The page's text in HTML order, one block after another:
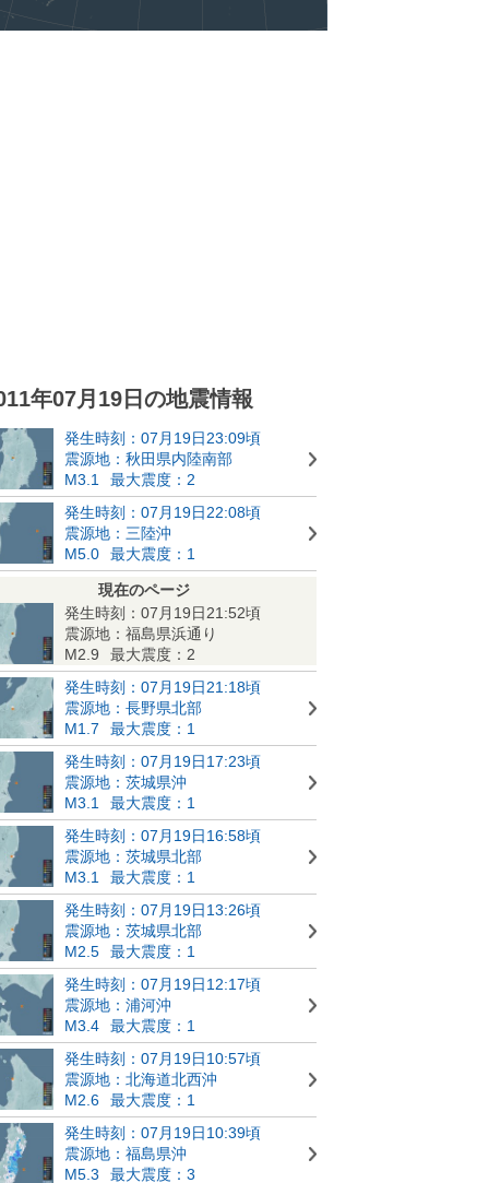
年07月19日の地震情報
発生時刻：07月19日23:09頃
震源地：秋田県内陸南部
M3.1
最大震度：2
発生時刻：07月19日22:08頃
震源地：三陸沖
M5.0
最大震度：1
現在のページ
発生時刻：07月19日21:52頃
震源地：福島県浜通り
M2.9
最大震度：2
発生時刻：07月19日21:18頃
震源地：長野県北部
M1.7
最大震度：1
発生時刻：07月19日17:23頃
震源地：茨城県沖
M3.1
最大震度：1
発生時刻：07月19日16:58頃
震源地：茨城県北部
M3.1
最大震度：1
発生時刻：07月19日13:26頃
震源地：茨城県北部
M2.5
最大震度：1
発生時刻：07月19日12:17頃
震源地：浦河沖
M3.4
最大震度：1
発生時刻：07月19日10:57頃
震源地：北海道北西沖
M2.6
最大震度：1
発生時刻：07月19日10:39頃
震源地：福島県沖
M5.3
最大震度：3